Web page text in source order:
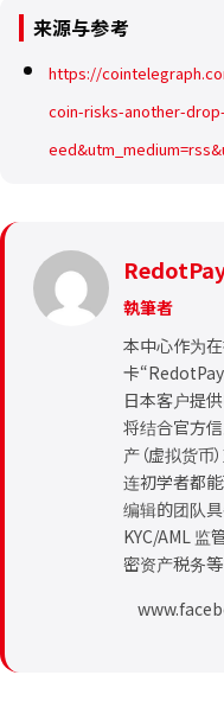
来源与参考
https://
coin-risks-another-
執筆者
本中心作为
卡
日本客户提
将结合官方
产（虚拟货币
连初学者都
编辑的团队具
KYC/AML 监
密资产税务等